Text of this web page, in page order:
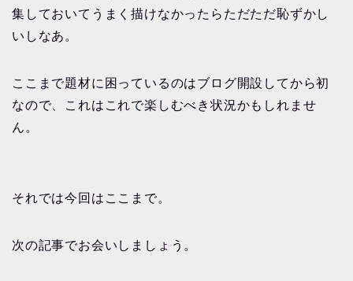
集しておいてうまく描けなかったらただただ恥ずかし
いしなあ。
ここまで題材に困っているのはブログ開設してから初
なので、これはこれで楽しむべき状況かもしれませ
ん。
それでは今回はここまで。
次の記事でお会いしましょう。